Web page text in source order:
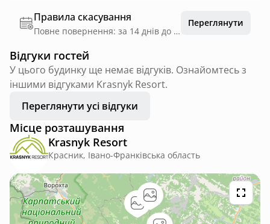
Правила скасування
Повне повернення: за 14 днів до дати заїзду
Переглянути
Відгуки гостей
У цього будинку ще немає відгуків. Ознайомтесь з
іншими відгуками Krasnyk Resort.
Переглянути усі відгуки
Місце розташування
Krasnyk Resort
Красник, Івано-Франківська область